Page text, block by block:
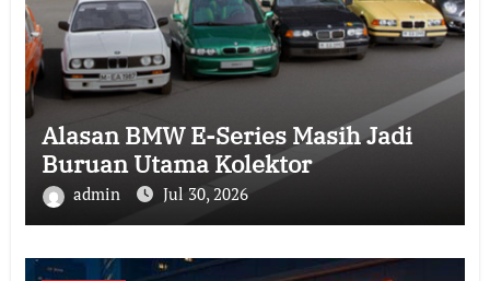
Alasan BMW E-Series Masih Jadi
Buruan Utama Kolektor
admin Jul 30, 2026